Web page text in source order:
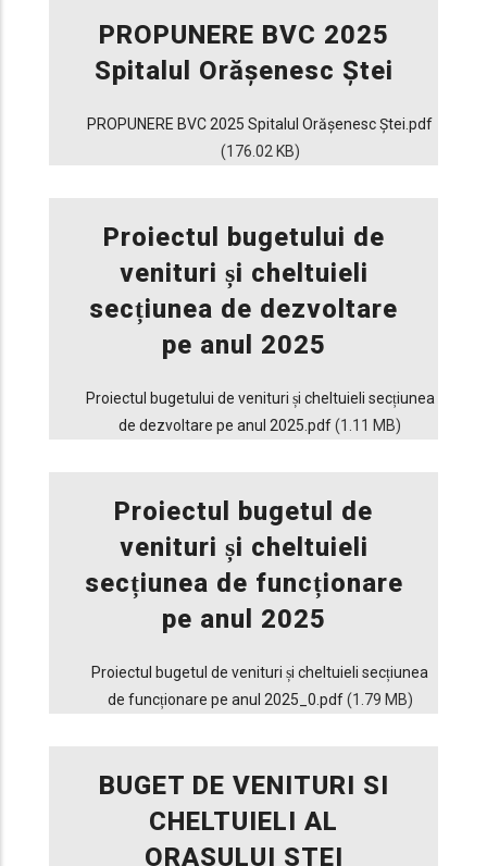
PROPUNERE BVC 2025
Spitalul Orășenesc Ștei
PROPUNERE BVC 2025 Spitalul Orășenesc Ștei.pdf
(176.02 KB)
Proiectul bugetului de
venituri și cheltuieli
secțiunea de dezvoltare
pe anul 2025
Proiectul bugetului de venituri și cheltuieli secțiunea
de dezvoltare pe anul 2025.pdf(1.11 MB)
Proiectul bugetul de
venituri și cheltuieli
secțiunea de funcționare
pe anul 2025
Proiectul bugetul de venituri și cheltuieli secțiunea
de funcționare pe anul 2025_0.pdf (1.79 MB)
BUGET DE VENITURI SI
CHELTUIELI AL
ORASULUI STEI